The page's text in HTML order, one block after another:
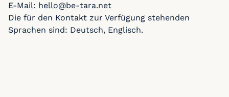
E-Mail: hello@be-tara.net
Die für den Kontakt zur Verfügung stehenden
Sprachen sind: Deutsch, Englisch.